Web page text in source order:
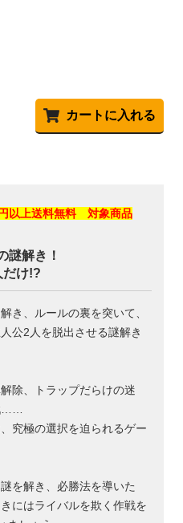
カートに入れる
以上送料無料 対象商品
謎解き！
だけ!?
き、ルールの裏を突いて、
公2人を脱出させる謎解き
除、トラップだらけの迷
……
究極の選択を迫られるゲー
を解き、必勝法を導いた
にはライバルを欺く作戦を